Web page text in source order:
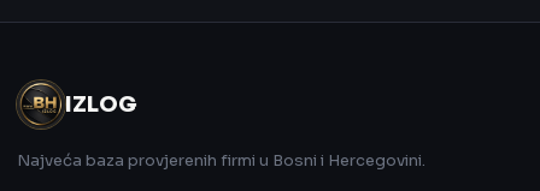
IZLOG
Najveća baza provjerenih firmi u Bosni i Hercegovini.